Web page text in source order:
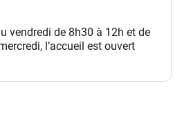
vendredi de 8h30 à 12h et de
l’accueil est ouvert